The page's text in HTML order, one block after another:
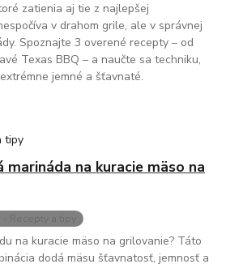
zatienia aj tie z najlepšej
v drahom grile, ale v správnej
Spoznajte 3 overené recepty – od
Texas BBQ – a naučte sa techniku,
jemné a šťavnaté.
marináda na kuracie mäso na
na kuracie mäso na grilovanie? Táto
dodá mäsu šťavnatosť, jemnosť a